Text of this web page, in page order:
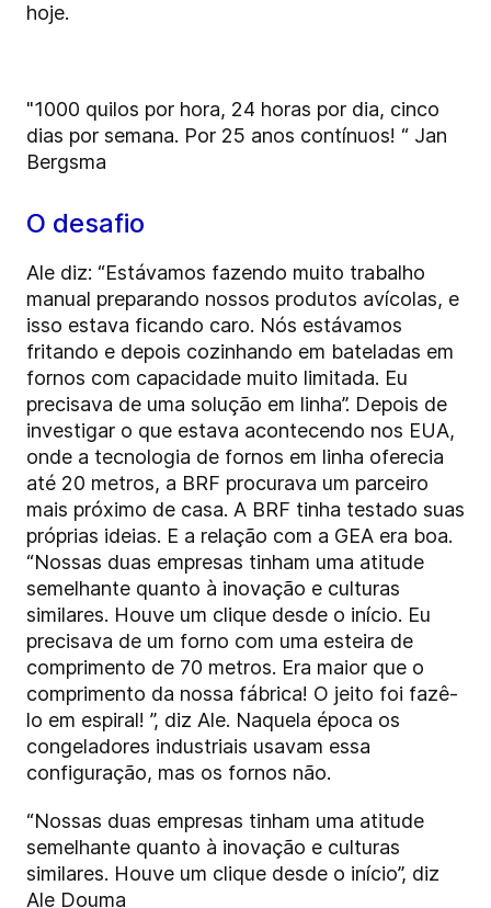
hoje.
"1000 quilos por hora, 24 horas por dia, cinco
dias por semana. Por 25 anos contínuos! “ Jan
Bergsma
O desafio
Ale diz: “Estávamos fazendo muito trabalho
manual preparando nossos produtos avícolas, e
isso estava ficando caro. Nós estávamos
fritando e depois cozinhando em bateladas em
fornos com capacidade muito limitada. Eu
precisava de uma solução em linha”. Depois de
investigar o que estava acontecendo nos EUA,
onde a tecnologia de fornos em linha oferecia
até 20 metros, a BRF procurava um parceiro
mais próximo de casa. A BRF tinha testado suas
próprias ideias. E a relação com a GEA era boa.
“Nossas duas empresas tinham uma atitude
semelhante quanto à inovação e culturas
similares. Houve um clique desde o início. Eu
precisava de um forno com uma esteira de
comprimento de 70 metros. Era maior que o
comprimento da nossa fábrica! O jeito foi fazê-
lo em espiral! ”, diz Ale. Naquela época os
congeladores industriais usavam essa
configuração, mas os fornos não.
“Nossas duas empresas tinham uma atitude
semelhante quanto à inovação e culturas
similares. Houve um clique desde o início”, diz
Ale Douma